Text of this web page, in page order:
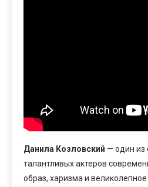
Данила Козловский — один из
талантливых актеров
образ, харизма и